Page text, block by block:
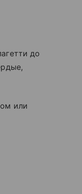
до
или